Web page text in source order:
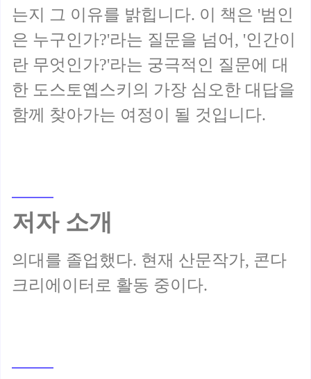
는지 그 이유를 밝힙니다. 이 책은 '범인
은 누구인가?'라는 질문을 넘어, '인간이
란 무엇인가?'라는 궁극적인 질문에 대
한 도스토옙스키의 가장 심오한 대답을
저자 소개
의대를 졸업했다. 현재 산문작가, 콘다